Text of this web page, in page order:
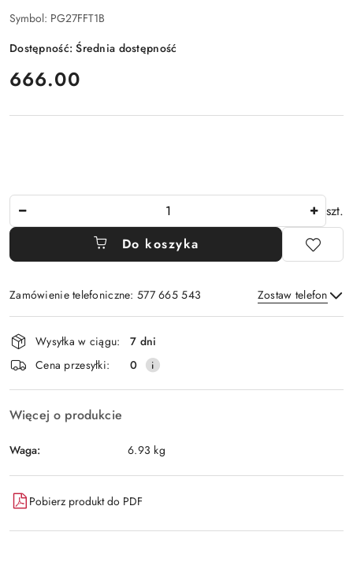
Symbol: PG27FFT1B
Dostępność:Średnia dostępność
cena:
666.00
szt.
Do koszyka
Zamówienie telefoniczne: 577 665 543 Zostaw telefon
Wyślij
Dostępność
i
dostawa
Wysyłka w ciągu:
7 dni
Cena przesyłki:
0
Więcej o produkcie
Waga: 6.93 kg
Pobierz produkt do PDF